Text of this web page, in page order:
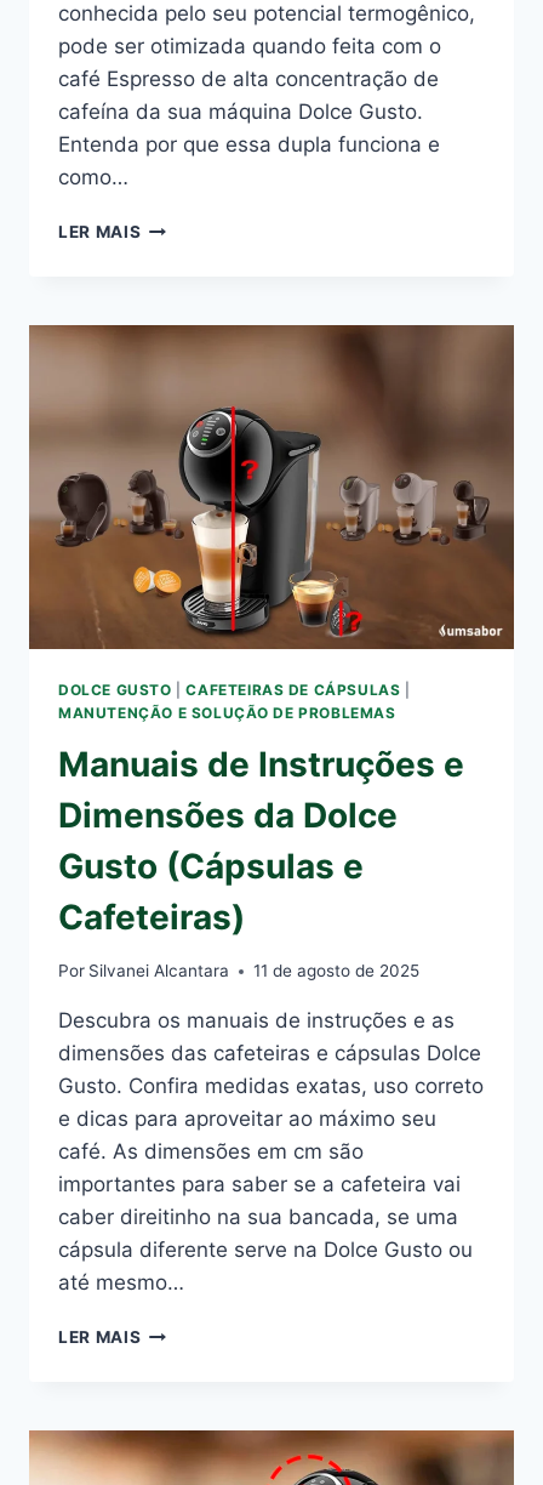
conhecida pelo seu potencial termogênico,
pode ser otimizada quando feita com o
café Espresso de alta concentração de
cafeína da sua máquina Dolce Gusto.
Entenda por que essa dupla funciona e
como…
LER MAIS CAFÉ
NA
POTENCIALIZAR
EFEITO
TERMOGÊNICO
DO
ESPRESSO
DOLCE GUSTO |CAFETEIRAS DE CÁPSULAS
MANUTENÇÃO E SOLUÇÃO DE PROBLEMAS
Manuais de Instruções e
Dimensões da Dolce
Gusto (Cápsulas e
Cafeteiras)
Por Silvanei Alcantara 11 de agosto de 2025
Descubra os manuais de instruções e as
dimensões das cafeteiras e cápsulas Dolce
Gusto. Confira medidas exatas, uso correto
e dicas para aproveitar ao máximo seu
café. As dimensões em cm são
importantes para saber se a cafeteira vai
caber direitinho na sua bancada, se uma
cápsula diferente serve na Dolce Gusto ou
até mesmo…
LER MAIS MANUAIS
DIMENSÕES
DA